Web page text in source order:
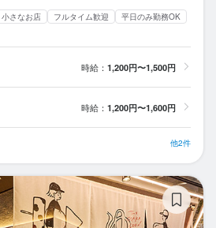
小さなお店 フルタイム歓迎
平日のみ勤務OK
時給： 1,200円〜1,500円
時給： 1,200円〜1,600円
他2件